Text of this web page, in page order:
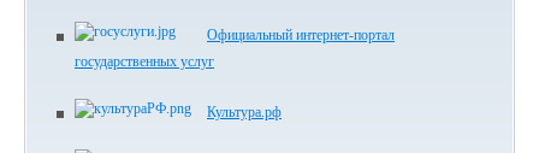
Официальный интернет-портал
государственных услуг
Культура.рф